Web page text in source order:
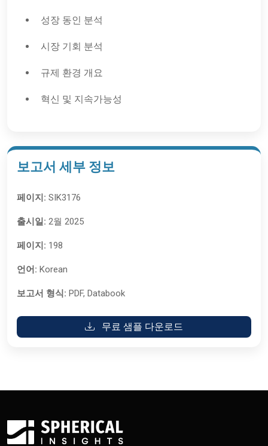
성장 동인 분석
시장 기회 분석
규제 환경 개요
혁신 및 지속가능성
보고서 세부 정보
페이지: SIK3176
출시일: 2월 2025
페이지: 198
언어: Korean
보고서 형식: PDF, Databook
무료 샘플 다운로드